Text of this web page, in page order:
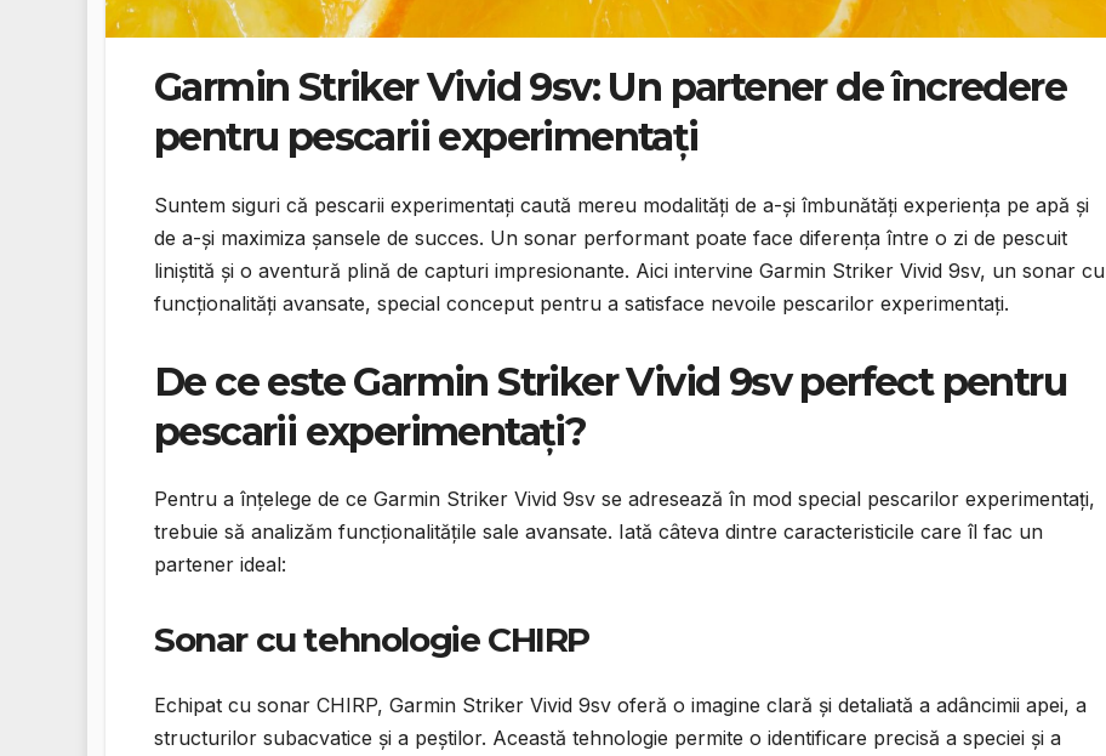
Garmin Striker Vivid 9sv: Un partener de încredere
pentru pescarii experimentați
Suntem siguri că pescarii experimentați caută mereu modalități de a-și îmbunătăți experiența pe apă și
de a-și maximiza șansele de succes. Un sonar performant poate face diferența între o zi de pescuit
liniștită și o aventură plină de capturi impresionante. Aici intervine Garmin Striker Vivid 9sv, un sonar cu
funcționalități avansate, special conceput pentru a satisface nevoile pescarilor experimentați.
De ce este Garmin Striker Vivid 9sv perfect pentru
pescarii experimentați?
Pentru a înțelege de ce Garmin Striker Vivid 9sv se adresează în mod special pescarilor experimentați,
trebuie să analizăm funcționalitățile sale avansate. Iată câteva dintre caracteristicile care îl fac un
partener ideal:
Sonar cu tehnologie CHIRP
Echipat cu sonar CHIRP, Garmin Striker Vivid 9sv oferă o imagine clară și detaliată a adâncimii apei, a
structurilor subacvatice și a peștilor. Această tehnologie permite o identificare precisă a speciei și a